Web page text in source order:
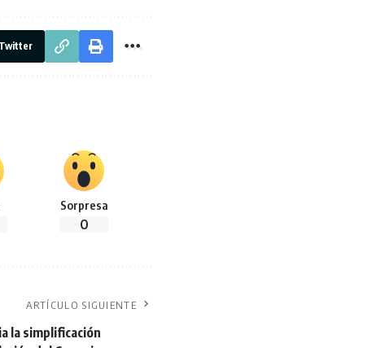
Twitter
Sorpresa
0
ARTÍCULO SIGUIENTE
la simplificación